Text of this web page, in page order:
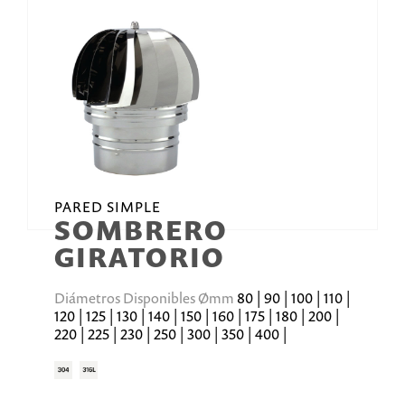
PARED SIMPLE
SOMBRERO
GIRATORIO
Diámetros Disponibles Ømm 80 | 90 | 100 | 110 |
120 | 125 | 130 | 140 | 150 | 160 | 175 | 180 | 200 |
220 | 225 | 230 | 250 | 300 | 350 | 400 |